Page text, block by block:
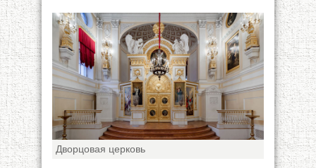
Дворцовая церковь